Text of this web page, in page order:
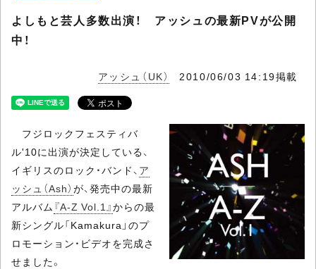
よしもと芸人多数出演！ アッシュの最新PVが公開
中！
アッシュ（UK） 2010/06/03 14:19掲載
フジロックフェスティバ
ル'10に出演が決定している、
イギリスのロック・バンド、 ア
ッシュ（Ash） が、発売中の最新
アルバム 『A-Z Vol.1』からの最
新シングル「Kamakura」のプ
ロモーション・ビデオを完成さ
せました。